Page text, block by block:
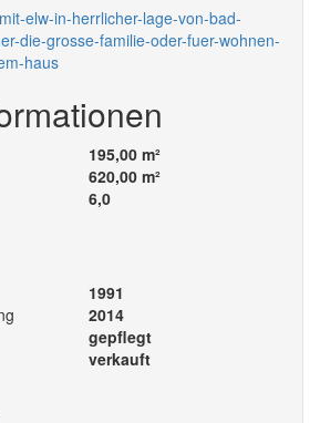
195,00 m²
620,00 m²
6,0
1991
2014
gepflegt
verkauft